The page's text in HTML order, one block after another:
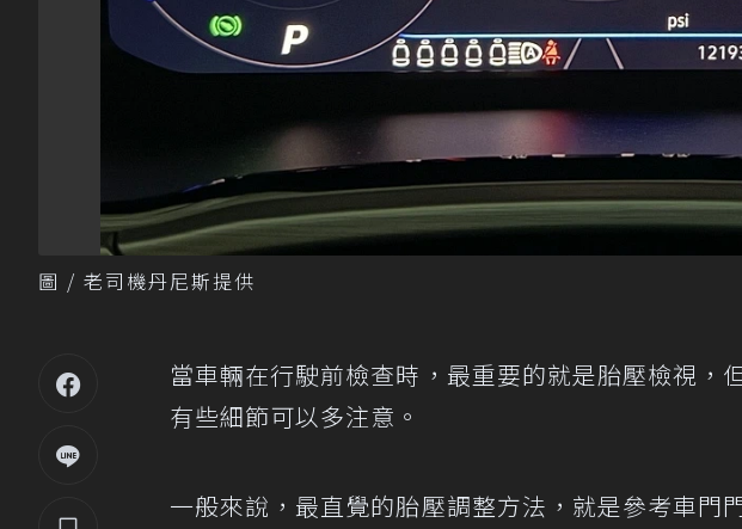
圖 / 老司機丹尼斯提供
當車輛在行駛前檢查時，最重要的就是胎壓檢視，
有些細節可以多注意。
一般來說，最直覺的胎壓調整方法，就是參考車門